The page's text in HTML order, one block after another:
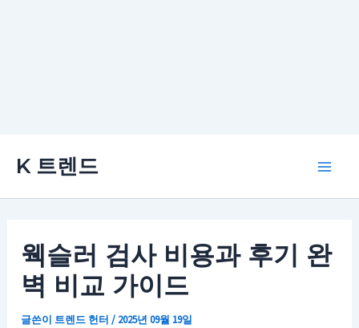
K 트렌드
웩슬러 검사 비용과 후기 완
벽 비교 가이드
글쓴이 트렌드 헌터/ 2025년 09월 19일